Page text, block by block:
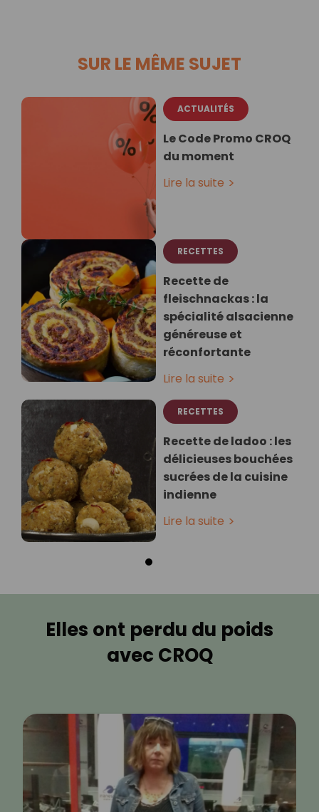
SUR LE MÊME SUJET
ACTUALITÉS
Le Code Promo CROQ
du moment
Lire la suite
RECETTES
Recette de
fleischnackas : la
spécialité alsacienne
généreuse et
réconfortante
Lire la suite
RECETTES
Recette de ladoo : les
délicieuses bouchées
sucrées de la cuisine
indienne
Lire la suite
Elles ont perdu du poids
avec CROQ